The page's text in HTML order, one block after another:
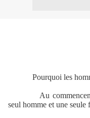
Pourquoi les
Au
seul homme et une seule